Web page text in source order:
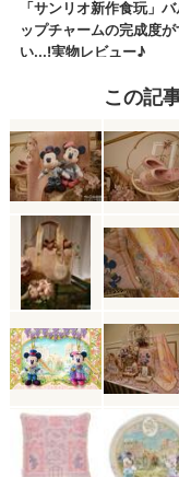
この記